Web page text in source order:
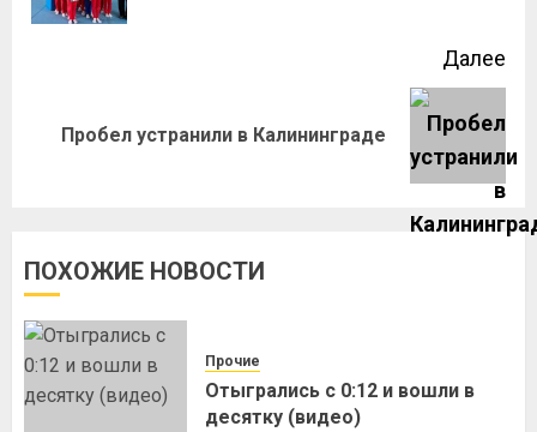
Далее
Пробел устранили в Калининграде
ПОХОЖИЕ НОВОСТИ
Прочие
Отыгрались с 0:12 и вошли в
десятку (видео)